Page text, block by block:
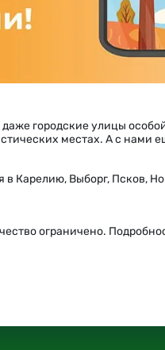
Киндасово
Водопады
+ СПб
+ Выборг
городские улицы
местах. А с нами
Карелию, Выборг, Псков,
ограничено.